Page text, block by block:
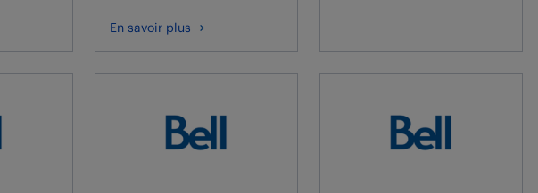
En savoir plus